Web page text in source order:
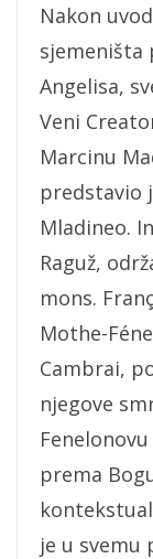
Nakon
sjemeništa
Angelisa,
Veni
Marcinu
predstavio
Mladineo.
Raguž,
mons.
Mothe-
Cambrai,
njegove
prema
je u svemu